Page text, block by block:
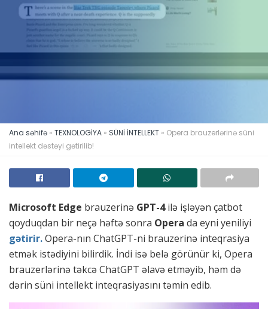
Ana səhifə » TEXNOLOGİYA » SÜNİ İNTELLEKT » Opera brauzerlərinə süni
intellekt dəstəyi gətirilib!
Microsoft Edge brauzerinə GPT-4ilə işləyən çatbot
qoyduqdan bir neçə həftə sonra Opera da eyni yeniliyi
gətirir.Opera-nın ChatGPT-ni brauzerinə inteqrasiya
etmək istədiyini bilirdik. İndi isə belə görünür ki, Opera
brauzerlərinə təkcə ChatGPT əlavə etməyib, həm də
dərin süni intellekt inteqrasiyasını təmin edib.